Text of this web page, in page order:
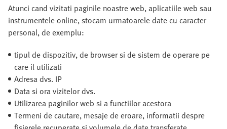
Atunci cand vizitati paginile noastre web, aplicatiile web sau
instrumentele online, stocam urmatoarele date cu caracter
personal, de exemplu:
tipul de dispozitiv, de browser si de sistem de operare pe
care il utilizati
Adresa dvs. IP
Data si ora vizitelor dvs.
Utilizarea paginilor web si a functiilor acestora
Termeni de cautare, mesaje de eroare, informatii despre